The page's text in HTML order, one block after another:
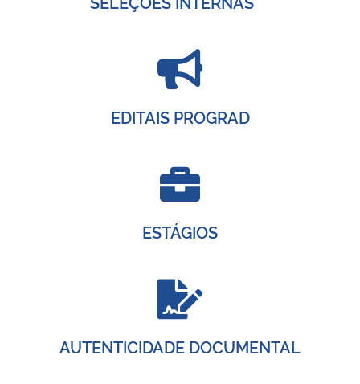
Gabinete de Segurança InstitucionalEDITAIS PROGRAD
ESTÁGIOS
AUTENTICIDADE DOCUMENTAL